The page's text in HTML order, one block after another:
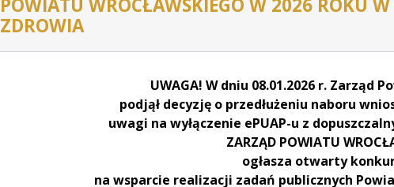
ZDROWIA
UWAGA! W dniu 08.01.2026 r. Zarząd
podjął decyzję o przedłużeniu naboru
uwagi na wyłączenie ePUAP-u z
ZARZĄD POWIATU
ogłasza otwarty
na wsparcie realizacji zadań publicznych